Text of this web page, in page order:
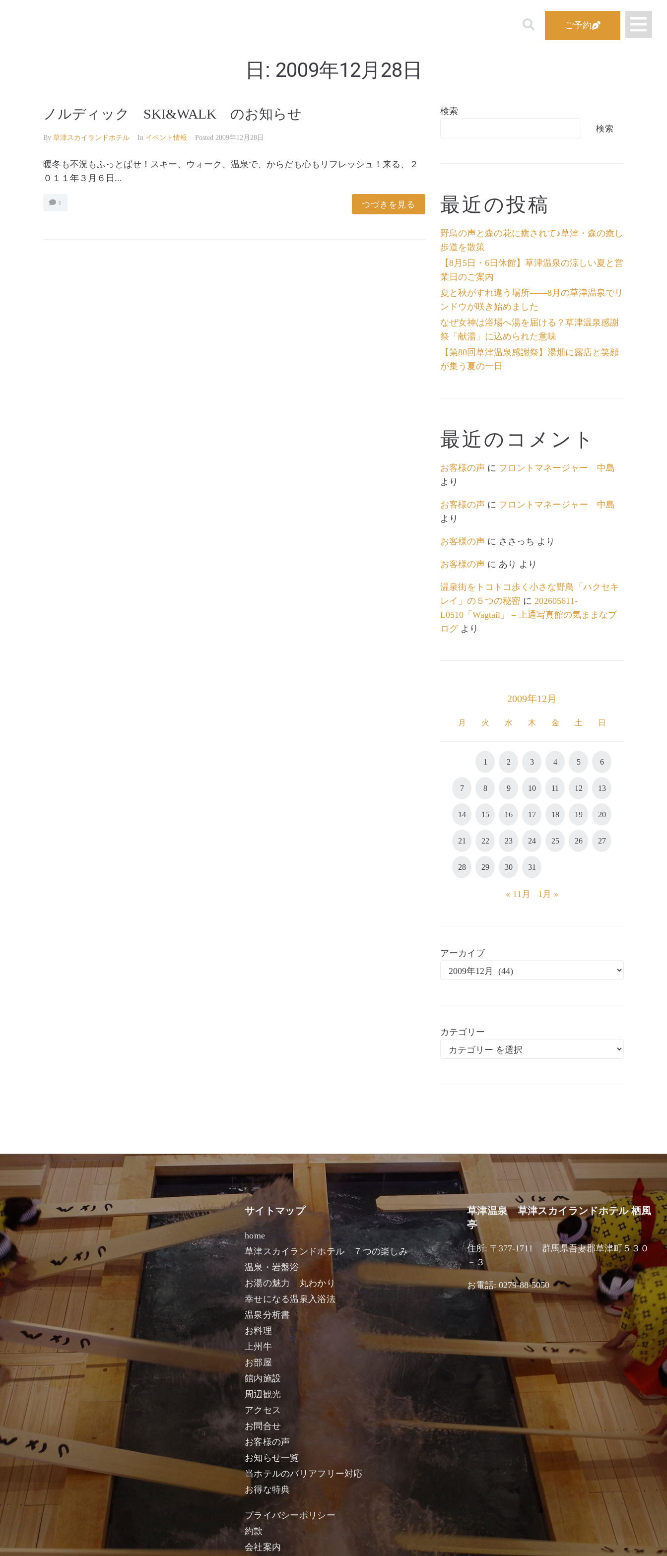
ご予約
日: 2009年12月28日
ノルディック SKI&WALK のお知らせ
By 草津スカイランドホテル In イベント情報 Posted 2009年12月28日
暖冬も不況もふっとばせ！スキー、ウォーク、温泉で、からだも心もリフレッシュ！来る、２
０１１年３月６日...
0 つづきを見る
検索
検索
最近の投稿
野鳥の声と森の花に癒されて♪草津・森の癒し
歩道を散策
【8月5日・6日休館】草津温泉の涼しい夏と営
業日のご案内
夏と秋がすれ違う場所――8月の草津温泉でリ
ンドウが咲き始めました
なぜ女神は浴場へ湯を届ける？草津温泉感謝
祭「献湯」に込められた意味
【第80回草津温泉感謝祭】湯畑に露店と笑顔
が集う夏の一日
最近のコメント
お客様の声 に フロントマネージャー 中島
より
お客様の声 に フロントマネージャー 中島
より
お客様の声 に ささっち より
お客様の声 に あり より
温泉街をトコトコ歩く小さな野鳥「ハクセキ
レイ」の５つの秘密 に 202605611-
L0510「Wagtail」 – 上通写真館の気ままなブ
ログより
2009年12月
月 火 水 木 金 土 日
1 2 3 4 5 6
7 8 9 10 11 12 13
14 15 16 17 18 19 20
21 22 23 24 25 26 27
28 29 30 31
« 11月 1月 »
アーカイブ
カテゴリー
サイトマップ
home
草津スカイランドホテル ７つの楽しみ
温泉・岩盤浴
お湯の魅力 丸わかり
幸せになる温泉入浴法
温泉分析書
お料理
上州牛
お部屋
館内施設
周辺観光
アクセス
お問合せ
お客様の声
お知らせ一覧
当ホテルのバリアフリー対応
お得な特典
プライバシーポリシー
約款
会社案内
草津温泉 草津スカイランドホテル 栖風
亭
住所: 〒377-1711 群馬県吾妻郡草津町５３０
－３
お電話: 0279-88-5050